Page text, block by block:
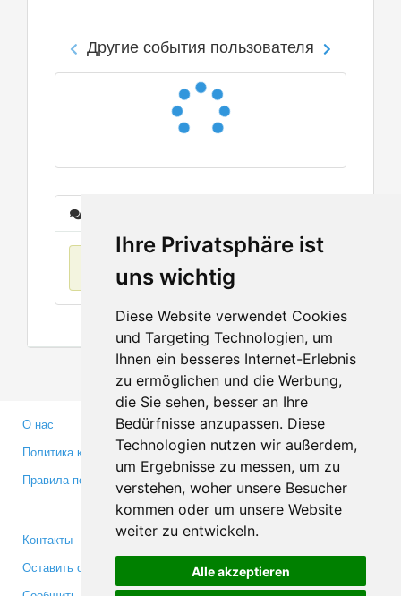
Ihre Privatsphäre ist
uns wichtig
Diese Website verwendet Cookies
und Targeting Technologien, um
Ihnen ein besseres Internet-Erlebnis
zu ermöglichen und die Werbung,
die Sie sehen, besser an Ihre
Bedürfnisse anzupassen. Diese
Technologien nutzen wir außerdem,
um Ergebnisse zu messen, um zu
verstehen, woher unsere Besucher
kommen oder um unsere Website
weiter zu entwickeln.
Alle akzeptieren
Другие события пользователя
О нас
Политика конфиденциальности
Правила пользования
Партнерам
Инвесторам
Медиа
Контакты
Оставить отзыв
Facebook
Twitter